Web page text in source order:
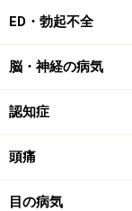
ED・勃起不全
脳・神経の病気
認知症
頭痛
目の病気